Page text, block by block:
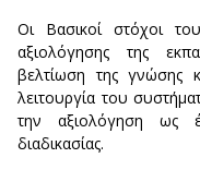
Οι Βασικοί στόχοι
αξιολόγησης της
βελτίωση της γνώσης
λειτουργία του
την αξιολόγηση ως
διαδικασίας.